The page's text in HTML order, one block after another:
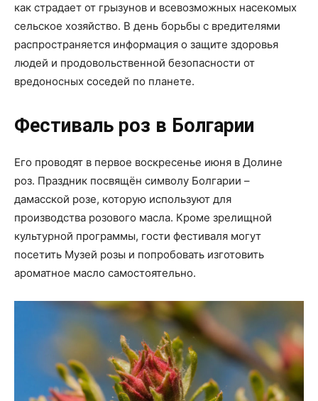
как страдает от грызунов и всевозможных насекомых
сельское хозяйство. В день борьбы с вредителями
распространяется информация о защите здоровья
людей и продовольственной безопасности от
вредоносных соседей по планете.
Фестиваль роз в Болгарии
Его проводят в первое воскресенье июня в Долине
роз. Праздник посвящён символу Болгарии –
дамасской розе, которую используют для
производства розового масла. Кроме зрелищной
культурной программы, гости фестиваля могут
посетить Музей розы и попробовать изготовить
ароматное масло самостоятельно.